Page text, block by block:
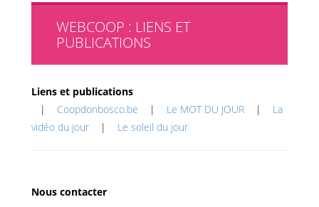
WEBCOOP : LIENS ET
PUBLICATIONS
Liens et publications
| Coopdonbosco.be | Le MOT DU JOUR | La
vidéo du jour | Le soleil du jour
Nous contacter